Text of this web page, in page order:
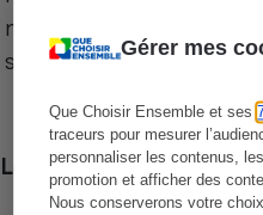
Gérer mes
Que Choisir Ensemble et ses
traceurs pour mesurer
personnaliser les contenus,
promotion et afficher des
Nous conserverons votre
niveau de prix des
sur le territoire français.
Les comparaisons de